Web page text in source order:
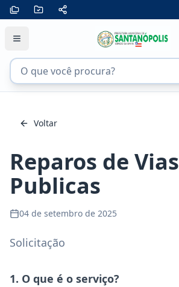
Voltar
Reparos de Vias
Publicas
04 de setembro de 2025
Solicitação
1. O que é o serviço?